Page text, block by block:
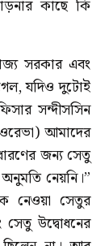
কাছে কি
সরকার এবং
যদিও দুটোই
সন্দীসসিন
আমাদের
জন্য সেতু
নেয়নি।”
নেওয়া সেতুর
সেতু উদ্বোধনের